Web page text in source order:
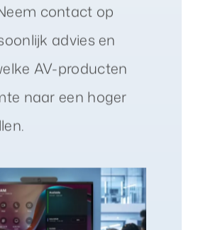
contact op
advies en
AV-producten
naar een hoger